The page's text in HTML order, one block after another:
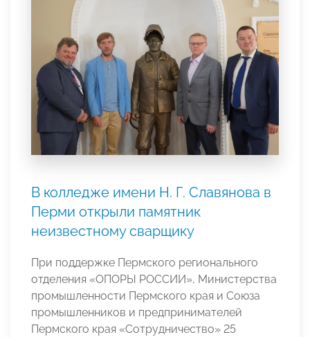
В колледже имени Н. Г. Славянова в
Перми открыли памятник
неизвестному сварщику
При поддержке Пермского регионального
отделения «ОПОРЫ РОССИИ», Министерства
промышленности Пермского края и Союза
промышленников и предпринимателей
Пермского края «Сотрудничество» 25